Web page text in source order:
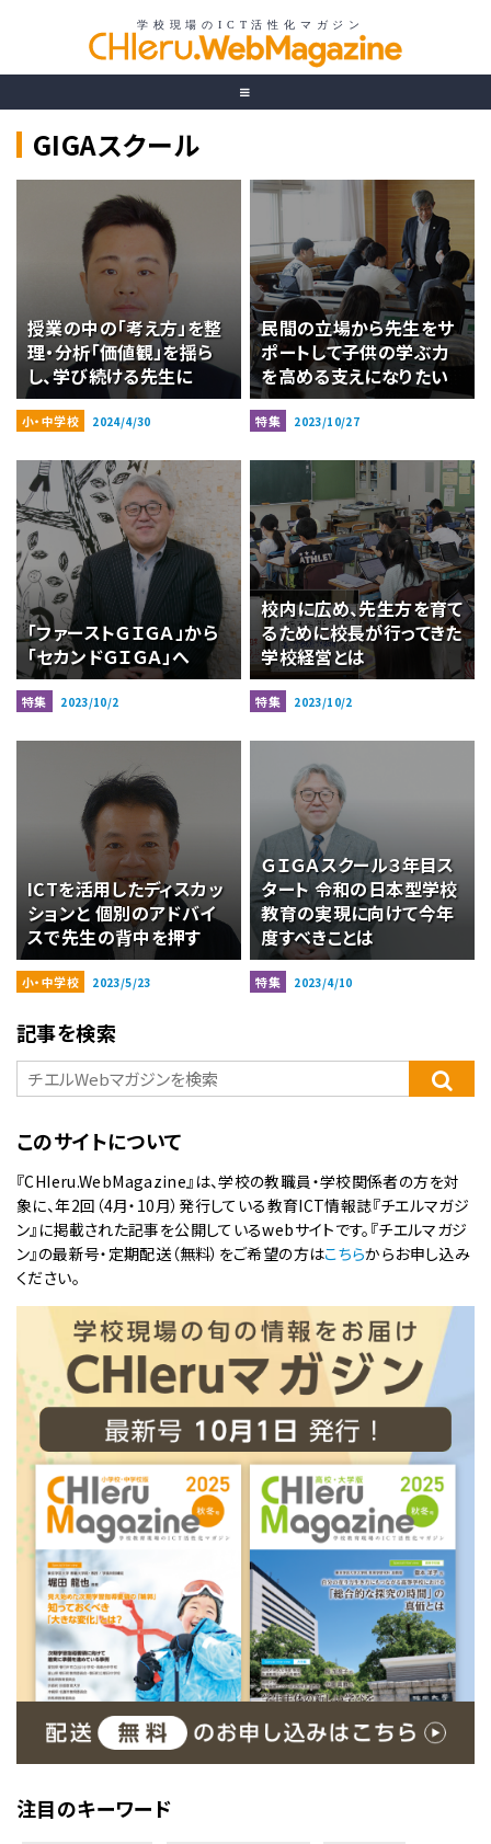
GIGAスクール
授業の中の「考え方」を整
理・分析「価値観」を揺ら
し、学び続ける先生に
小・中学校 2024/4/30
民間の立場から先生をサ
ポートして子供の学ぶ力
を高める支えになりたい
特集 2023/10/27
「ファーストＧＩＧＡ」から
「セカンドＧＩＧＡ」へ
特集 2023/10/2
校内に広め、先生方を育て
るために校長が行ってきた
学校経営とは
特集 2023/10/2
ICTを活用したディスカッ
ションと 個別のアドバイ
スで先生の背中を押す
小・中学校 2023/5/23
ＧＩＧＡスクール３年目ス
タート 令和の日本型学校
教育の実現に向けて今年
度すべきことは
特集 2023/4/10
記事を検索
このサイトについて
『CHIeru.WebMagazine』は、学校の教職員・学校関係者の方を対
象に、年2回（4月・10月）発行している教育ICT情報誌『チエルマガジ
ン』に掲載された記事を公開しているwebサイトです。『チエルマガジ
ン』の最新号・定期配送（無料）をご希望の方はこちらからお申し込み
ください。
注目のキーワード